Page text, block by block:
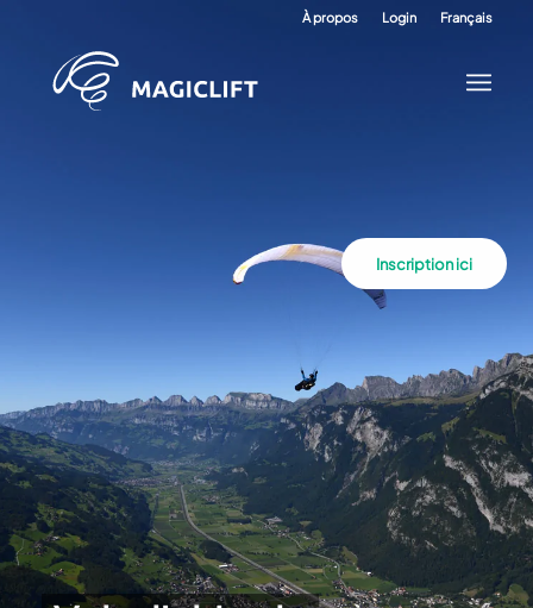
À propos Login Français
Inscription ici